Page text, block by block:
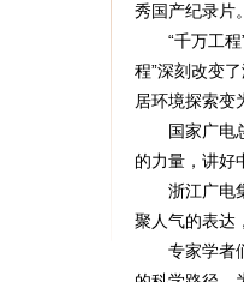
秀国产纪录片。
“千万工程”
程”深刻改变
居环境探索变
国家广电总
的力量，讲好
浙江广电集
聚人气的表达
专家学者们